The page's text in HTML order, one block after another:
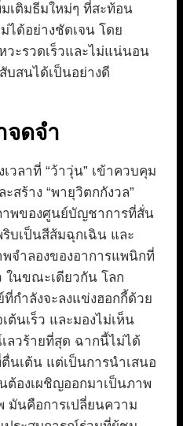
เติมธีมใหม่ๆ ที่สะท้อน
ได้อย่างชัดเจน โดย
วะรวดเร็วและไม่แน่นอน
บสนได้เป็นอย่างดี
จดจำ
วลาที่ “ว้าวุ่น” เข้าควบคุม
สร้าง “พายุวิตกกังวล”
าพของศูนย์บัญชาการที่สั่น
บเป็นสีส้มฉุกเฉิน และ
พจำลองของอาการแพนิกที่
ในขณะเดียวกัน โลก
กำลังจะลงแข่งฮอกกี้ด้วย
ต้นเร็ว และมองไม่เห็น
ลวร้ายที่สุด ฉากนี้ไม่ได้
นเต้น แต่เป็นการนำเสนอ
ต้องเผชิญออกมาเป็นภาพ
มันคือการเปลี่ยนความ